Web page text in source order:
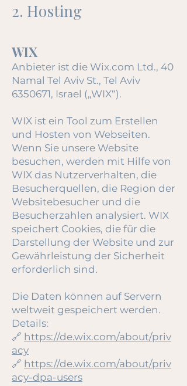
2. Hosting
WIX
Anbieter ist die Wix.com Ltd., 40
Namal Tel Aviv St., Tel Aviv
6350671, Israel („WIX“).
WIX ist ein Tool zum Erstellen
und Hosten von Webseiten.
Wenn Sie unsere Website
besuchen, werden mit Hilfe von
WIX das Nutzerverhalten, die
Besucherquellen, die Region der
Websitebesucher und die
Besucherzahlen analysiert. WIX
speichert Cookies, die für die
Darstellung der Website und zur
Gewährleistung der Sicherheit
erforderlich sind.
Die Daten können auf Servern
weltweit gespeichert werden.
Details:
🔗 https://de.wix.com/about/priv
acy
🔗 https://de.wix.com/about/priv
acy-dpa-users